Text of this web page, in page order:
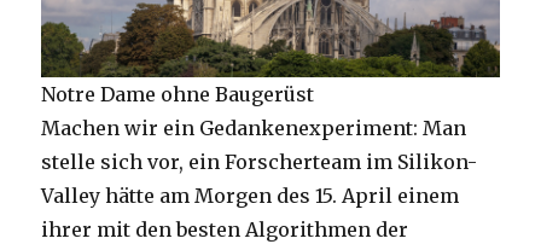
Notre Dame ohne Baugerüst
Machen wir ein Gedankenexperiment: Man
stelle sich vor, ein Forscherteam im Silikon-
Valley hätte am Morgen des 15. April einem
ihrer mit den besten Algorithmen der